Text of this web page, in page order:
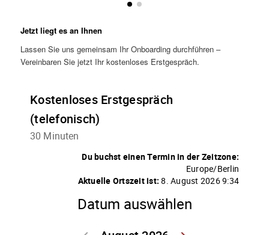
Jetzt liegt es an Ihnen
Lassen Sie uns gemeinsam Ihr Onboarding durchführen –
Vereinbaren Sie jetzt Ihr kostenloses Erstgespräch.